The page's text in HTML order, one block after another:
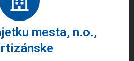
mesta, n.o.,